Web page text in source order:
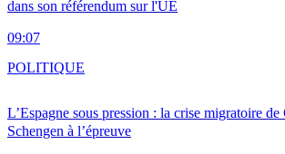
dans son référendum sur l'UE
09:07
L’Espagne sous pression : la crise migratoire de
Schengen à l’épreuve
POLITIQUE